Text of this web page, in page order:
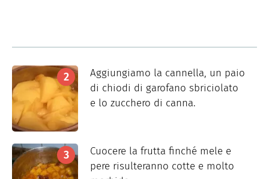
Aggiungiamo la cannella, un paio
di chiodi di garofano sbriciolato
e lo zucchero di canna.
Cuocere la frutta finché mele e
pere risulteranno cotte e molto